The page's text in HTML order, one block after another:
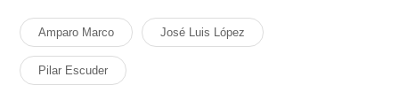
Amparo Marco José Luis López
Pilar Escuder